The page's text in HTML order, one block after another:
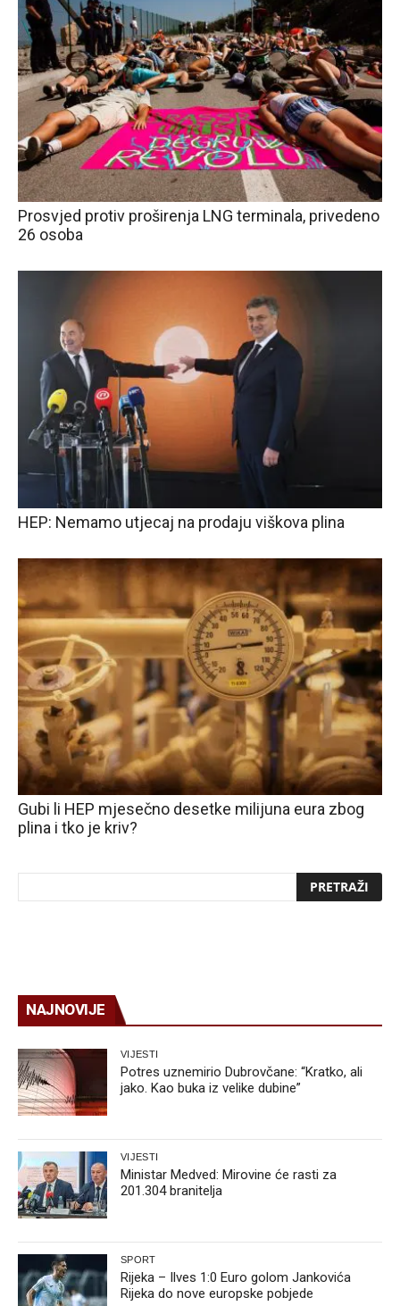
Prosvjed protiv proširenja LNG terminala, privedeno
26 osoba
HEP: Nemamo utjecaj na prodaju viškova plina
Gubi li HEP mjesečno desetke milijuna eura zbog
plina i tko je kriv?
NAJNOVIJE
VIJESTI
Potres uznemirio Dubrovčane: “Kratko, ali
jako. Kao buka iz velike dubine”
VIJESTI
Ministar Medved: Mirovine će rasti za
201.304 branitelja
SPORT
Rijeka – Ilves 1:0 Euro golom Jankovića
Rijeka do nove europske pobjede